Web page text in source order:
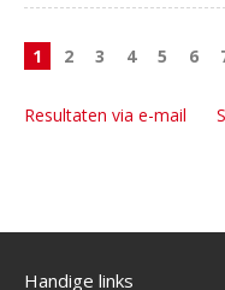
1 2 3 4 5 6
Resultaten via e-mail
Handige links